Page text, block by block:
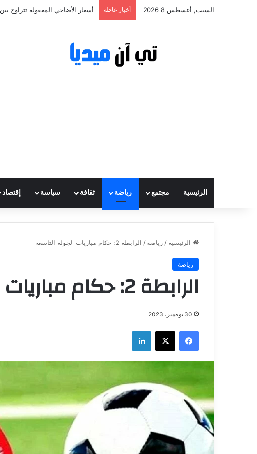
السبت, أغسطس 8 2026 أخبار عاجلة أسعار الأضاحي المعقولة تتراوح بين 1300 و1700 دينار
الرئيسية مجتمع رياضة ثقافة سياسة إقتصاد
الرئيسية / رياضة / الرابطة 2: حكام مباريات الجولة التاسعة
رياضة
الرابطة 2: حكام مباريات الجولة التاسعة
30 نوفمبر، 2023
فيسبوك ‫X لينكدإن